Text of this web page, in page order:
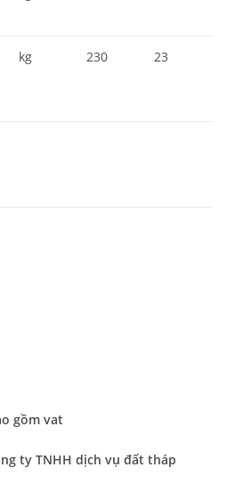
kg 230 23
gồm vat
ty TNHH dịch vụ đất tháp